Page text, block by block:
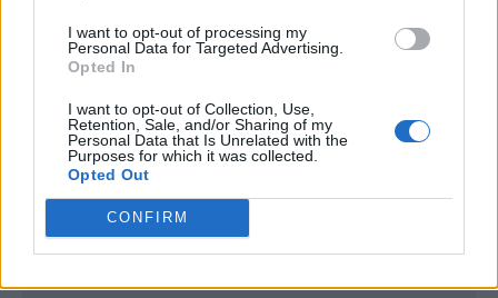
I want to opt-out of processing my
Personal Data for Targeted Advertising.
Opted In
I want to opt-out of Collection, Use,
Retention, Sale, and/or Sharing of my
Personal Data that Is Unrelated with the
Purposes for which it was collected.
Opted Out
CONFIRM
Publicidad